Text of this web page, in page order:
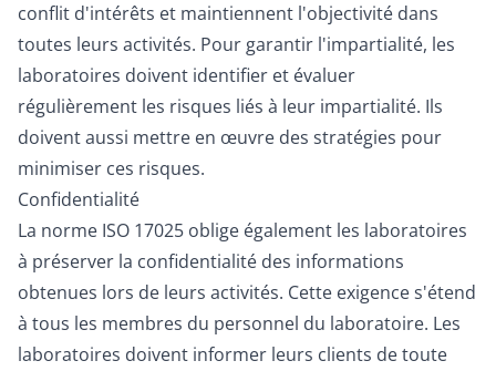
conflit d'intérêts et maintiennent l'objectivité dans
toutes leurs activités. Pour garantir l'impartialité, les
laboratoires doivent identifier et évaluer
régulièrement les risques liés à leur impartialité. Ils
doivent aussi mettre en œuvre des stratégies pour
minimiser ces risques.
Confidentialité
La norme ISO 17025 oblige également les laboratoires
à préserver la confidentialité des informations
obtenues lors de leurs activités. Cette exigence s'étend
à tous les membres du personnel du laboratoire. Les
laboratoires doivent informer leurs clients de toute